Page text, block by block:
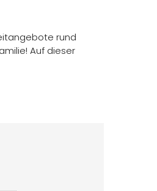
rund
Auf dieser